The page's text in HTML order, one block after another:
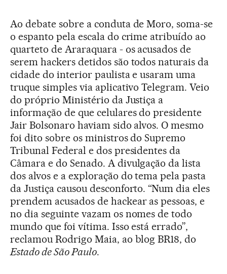
Ao debate sobre a conduta de Moro, soma-se
o espanto pela escala do crime atribuído ao
quarteto de Araraquara - os acusados de
serem hackers detidos são todos naturais da
cidade do interior paulista e usaram uma
truque simples via aplicativo Telegram. Veio
do próprio Ministério da Justiça a
informação de que celulares do presidente
Jair Bolsonaro haviam sido alvos. O mesmo
foi dito sobre os ministros do Supremo
Tribunal Federal e dos presidentes da
Câmara e do Senado. A divulgação da lista
dos alvos e a exploração do tema pela pasta
da Justiça causou desconforto. “Num dia eles
prendem acusados de hackear as pessoas, e
no dia seguinte vazam os nomes de todo
mundo que foi vítima. Isso está errado”,
reclamou Rodrigo Maia, ao blog BR18, do
Estado de São Paulo.